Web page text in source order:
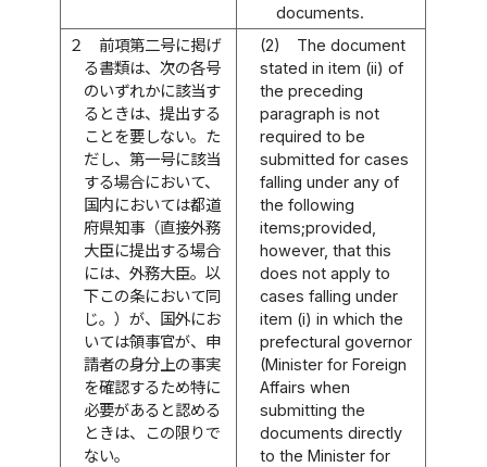
documents.
２
前項第二号に掲げ
る書類は、次の各号
のいずれかに該当す
るときは、提出する
ことを要しない。た
だし、第一号に該当
する場合において、
国内においては都道
府県知事（直接外務
大臣に提出する場合
には、外務大臣。以
下この条において同
じ。）が、国外にお
いては領事官が、申
請者の身分上の事実
を確認するため特に
必要があると認める
ときは、この限りで
ない。
(2)
The document
stated in item (ii) of
the preceding
paragraph is not
required to be
submitted for cases
falling under any of
the following
items;provided,
however, that this
does not apply to
cases falling under
item (i) in which the
prefectural governor
(Minister for Foreign
Affairs when
submitting the
documents directly
to the Minister for